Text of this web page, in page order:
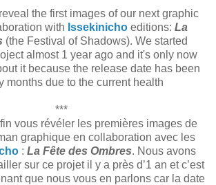
the first images of our next graphic
with Issekinicho editions: La
(the Festival of Shadows). We started
almost 1 year ago and it's only now
it because the release date has been
months due to the current health
***
vous révéler les premières images de
graphique en collaboration avec les
: La Fête des Ombres. Nous avons
sur ce projet il y a près d’1 an et c’est
que nous vous en parlons car la date